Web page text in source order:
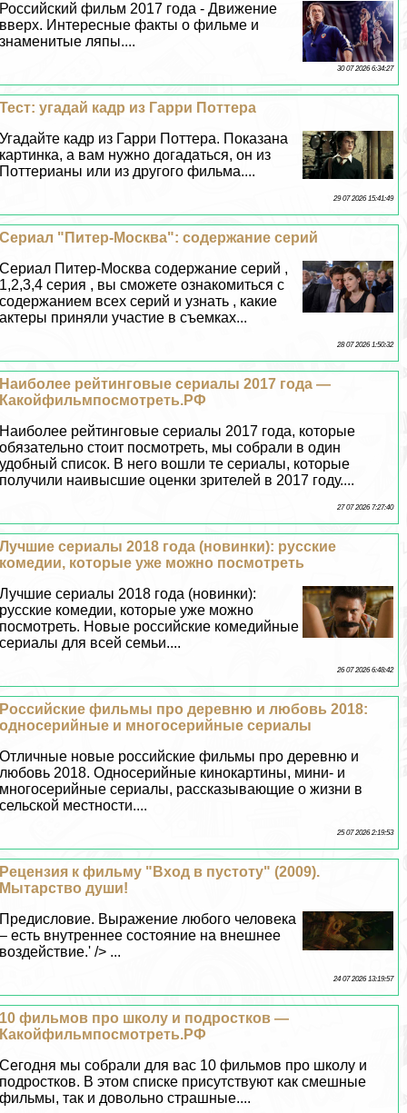
Российский фильм 2017 года - Движение
вверх. Интересные факты о фильме и
знаменитые ляпы....
30 07 2026 6:34:27
Тест: угадай кадр из Гарри Поттера
Угадайте кадр из Гарри Поттера. Показана
картинка, а вам нужно догадаться, он из
Поттерианы или из другого фильма....
29 07 2026 15:41:49
Сериал "Питер-Москва": содержание серий
Сериал Питер-Москва содержание серий ,
1,2,3,4 серия , вы сможете ознакомиться с
содержанием всех серий и узнать , какие
актеры приняли участие в съемках...
28 07 2026 1:50:32
Наиболее рейтинговые сериалы 2017 года —
Какойфильмпосмотреть.РФ
Наиболее рейтинговые сериалы 2017 года, которые
обязательно стоит посмотреть, мы собрали в один
удобный список. В него вошли те сериалы, которые
получили наивысшие оценки зрителей в 2017 году....
27 07 2026 7:27:40
Лучшие сериалы 2018 года (новинки): русские
комедии, которые уже можно посмотреть
Лучшие сериалы 2018 года (новинки):
русские комедии, которые уже можно
посмотреть. Новые российские комедийные
сериалы для всей семьи....
26 07 2026 6:48:42
Российские фильмы про деревню и любовь 2018:
односерийные и многосерийные сериалы
Отличные новые российские фильмы про деревню и
любовь 2018. Односерийные кинокартины, мини- и
многосерийные сериалы, рассказывающие о жизни в
сельской местности....
25 07 2026 2:19:53
Рецензия к фильму "Вход в пустоту" (2009).
Мытарство души!
Предисловие. Выражение любого человека
– есть внутреннее состояние на внешнее
воздействие.' /> ...
24 07 2026 13:19:57
10 фильмов про школу и подростков —
Какойфильмпосмотреть.РФ
Сегодня мы собрали для вас 10 фильмов про школу и
подростков. В этом списке присутствуют как смешные
фильмы, так и довольно страшные....